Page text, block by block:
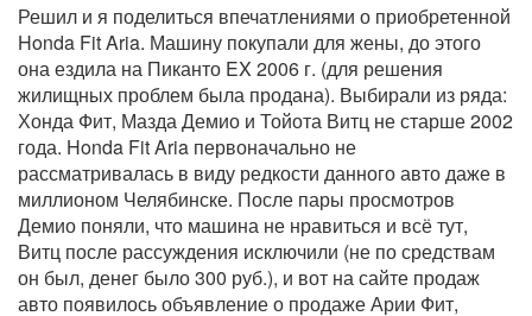
Решил и я поделиться впечатлениями о приобретенной
Honda Fit Aria. Машину покупали для жены, до этого
она ездила на Пиканто EX 2006 г. (для решения
жилищных проблем была продана). Выбирали из ряда:
Хонда Фит, Мазда Демио и Тойота Витц не старше 2002
года. Honda Fit Aria первоначально не
рассматривалась в виду редкости данного авто даже в
миллионом Челябинске. После пары просмотров
Демио поняли, что машина не нравиться и всё тут,
Витц после рассуждения исключили (не по средствам
он был, денег было 300 руб.), и вот на сайте продаж
авто появилось объявление о продаже Арии Фит,